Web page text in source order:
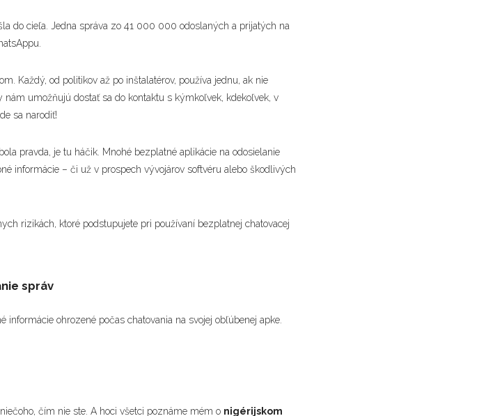
do cieľa. Jedna správa zo 41 000 000 odoslaných a prijatých na
Každý, od politikov až po inštalatérov, používa jednu, ak nie
umožňujú dostať sa do kontaktu s kýmkoľvek, kdekoľvek, v
sa narodiť!
pravda, je tu háčik. Mnohé bezplatné aplikácie na odosielanie
informácie – či už v prospech vývojárov softvéru alebo škodlivých
rizikách, ktoré podstupujete pri používaní bezplatnej chatovacej
správ
informácie ohrozené počas chatovania na svojej obľúbenej apke.
čím nie ste. A hoci všetci poznáme mém o nigérijskom